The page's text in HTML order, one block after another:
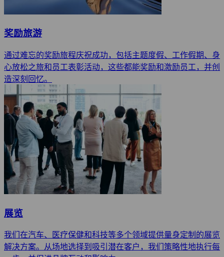
奖励旅游
通过难忘的奖励旅程庆祝成功，包括主题度假、工作假期、身
心放松之旅和员工表彰活动，这些都能奖励和激励员工，并创
造深刻回忆。
展览
我们在汽车、医疗保健和科技等多个领域提供量身定制的展览
解决方案。从场地选择到吸引潜在客户，我们策略性地执行每